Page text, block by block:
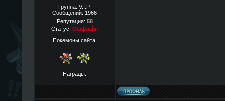
Группа: V.I.P.
Сообщений: 1966
Репутация: 58
Статус: Оффлайн
Покемоны сайта:
Награды: